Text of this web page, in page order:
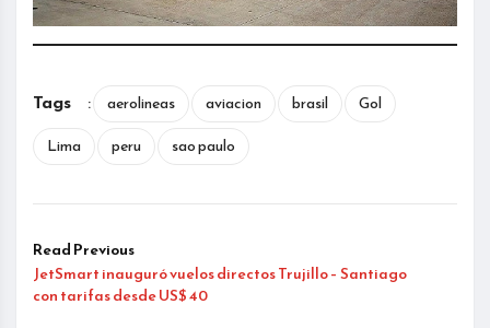
Tags : aerolineas aviacion brasil
Gol
Lima
peru sao paulo
Read Previous
JetSmart inauguró vuelos directos Trujillo – Santiago
con tarifas desde US$ 40